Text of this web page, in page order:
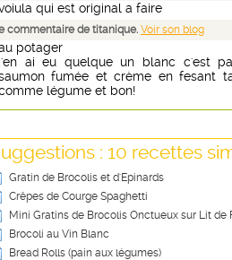
qui est original a faire
commentaire de titanique. Voir son blog
potager
j'en ai eu quelque un blanc c'est
fumée et crème en fesant
légume et bon!
: 10 recettes
Gratin de Brocolis et d'Epinards
Crêpes de Courge Spaghetti
Mini Gratins de Brocolis Onctueux sur Lit de
Brocoli au Vin Blanc
Bread Rolls (pain aux légumes)